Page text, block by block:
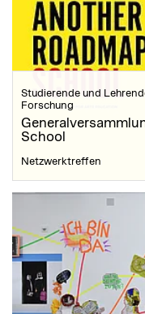
Studierende und
Forschung
School
Netzwerktreffen